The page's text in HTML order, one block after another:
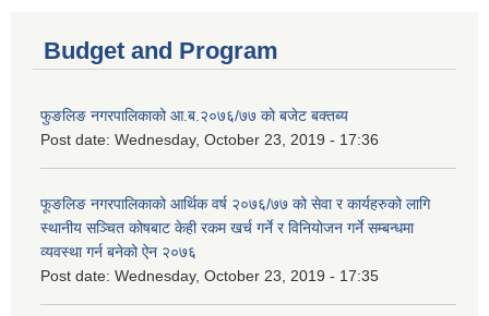
Budget and Program
फुङलिङ नगरपालिकाको आ.ब.२०७६/७७ को बजेट बक्तब्य
Post date: Wednesday, October 23, 2019 - 17:36
फूङलिङ नगरपालिकाको आर्थिक वर्ष २०७६/७७ को सेवा र कार्यहरुको लागि
स्थानीय सञ्चित कोषबाट केही रकम खर्च गर्ने र विनियोजन गर्ने सम्बन्धमा
व्यवस्था गर्न बनेको ऐन २०७६
Post date: Wednesday, October 23, 2019 - 17:35